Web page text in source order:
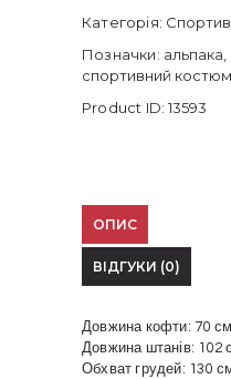
Категорія:
Позначки: альпака
спортивний костюм
Product ID:13593
ОПИС
ВІДГУКИ (0)
Довжина кофти: 70 см
Довжина штанів: 102
Обхват грудей: 130